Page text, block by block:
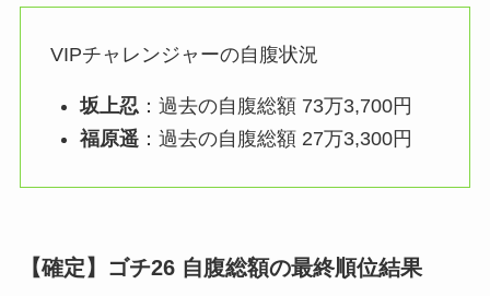
VIPチャレンジャーの自腹状況
坂上忍：過去の自腹総額 73万3,700円
福原遥：過去の自腹総額 27万3,300円
【確定】ゴチ26 自腹総額の最終順位結果